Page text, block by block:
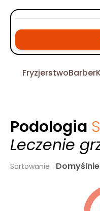
FryzjerstwoBarber
Podologia
Leczenie
Sortowanie Domyślnie